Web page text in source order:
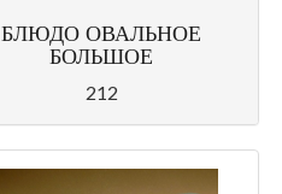
БЛЮДО ОВАЛЬНОЕ
БОЛЬШОЕ
212